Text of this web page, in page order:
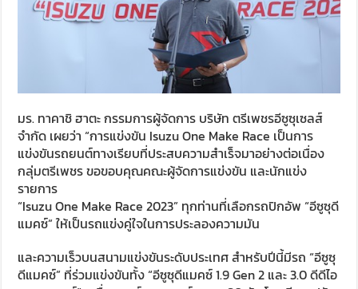
มร. ทาคาชิ ฮาตะ กรรมการผู้จัดการ บริษัท ตรีเพชรอีซูซุเซลส์
จำกัด เผยว่า “การแข่งขัน Isuzu One Make Race เป็นการ
แข่งขันรถยนต์ทางเรียบที่ประสบความสำเร็จมาอย่างต่อเนื่อง
กลุ่มตรีเพชร ขอขอบคุณคณะผู้จัดการแข่งขัน และนักแข่ง
รายการ
“Isuzu One Make Race 2023” ทุกท่านที่เลือกรถปิกอัพ “อีซูซุดี
แมคซ์” ให้เป็นรถแข่งคู่ใจในการประลองความมัน
และความเร็วบนสนามแข่งขันระดับประเทศ สำหรับปีนี้มีรถ “อีซูซุ
ดีแมคซ์” ที่ร่วมแข่งขันทั้ง “อีซูซุดีแมคซ์ 1.9 Gen 2 และ 3.0 ดีดีไอ